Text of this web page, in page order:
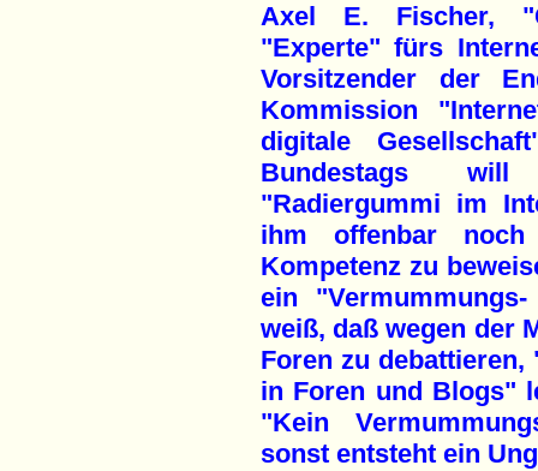
Axel E. Fischer,
"Experte" fürs
Vorsitzender der
Kommission
digitale
Bundestags
"Radiergummi im
ihm offenbar
Kompetenz zu
ein
weiß, daß wegen der
Foren zu
in Foren und Blogs"
"Kein
sonst entsteht ein